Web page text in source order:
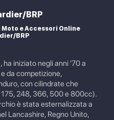
BRP
Moto e Accessori Online
BRP
ha iniziato negli anni '70 a
da competizione,
con cilindrate che
248, 366, 500 e 800cc).
è stata esternalizzata a
Lancashire, Regno Unito,